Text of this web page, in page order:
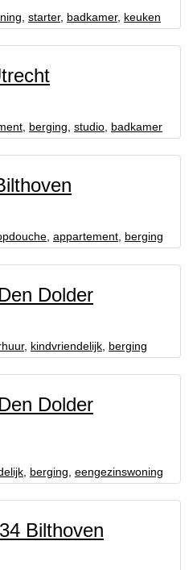
starter, badkamer, keuken
berging studio badkamer
appartement berging
Dolder
, kindvriendelijk berging
Dolder
berging eengezinswoning
Bilthoven